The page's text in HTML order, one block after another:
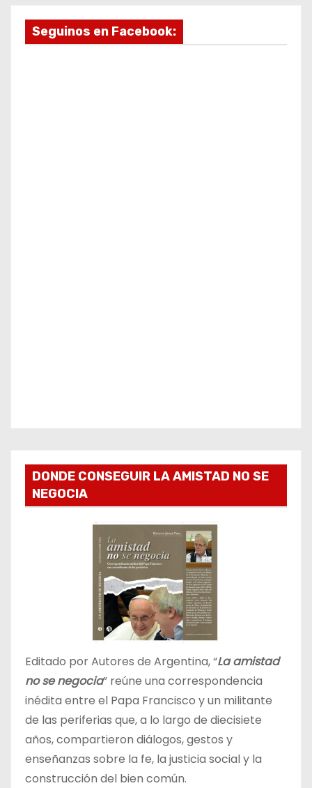
Seguinos en Facebook:
DONDE CONSEGUIR LA AMISTAD NO SE
NEGOCIA
Editado por Autores de Argentina, “La amistad
no se negocia” reúne una correspondencia
inédita entre el Papa Francisco y un militante
de las periferias que, a lo largo de diecisiete
años, compartieron diálogos, gestos y
enseñanzas sobre la fe, la justicia social y la
construcción del bien común.